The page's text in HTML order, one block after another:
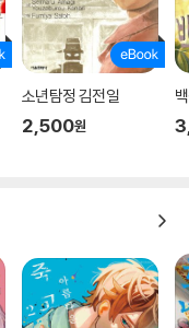
소년탐정 김전일
2,500원